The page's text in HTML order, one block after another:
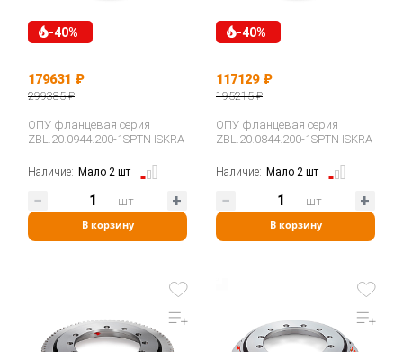
-40%
179631 ₽
299385 ₽
ОПУ фланцевая серия
ZBL.20.0944.200-1SPTN ISKRA
Наличие: Мало 2 шт
В корзину
шт
-40%
117129 ₽
195215 ₽
ОПУ фланцевая серия
ZBL.20.0844.200-1SPTN ISKRA
Наличие: Мало 2 шт
В корзину
шт